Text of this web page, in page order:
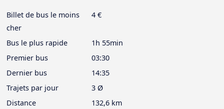
Billet de bus le moins
cher
4 €
Bus le plus rapide
1h 55min
Premier bus
03:30
Dernier bus
14:35
Trajets par jour
3 Ø
Distance
132,6 km